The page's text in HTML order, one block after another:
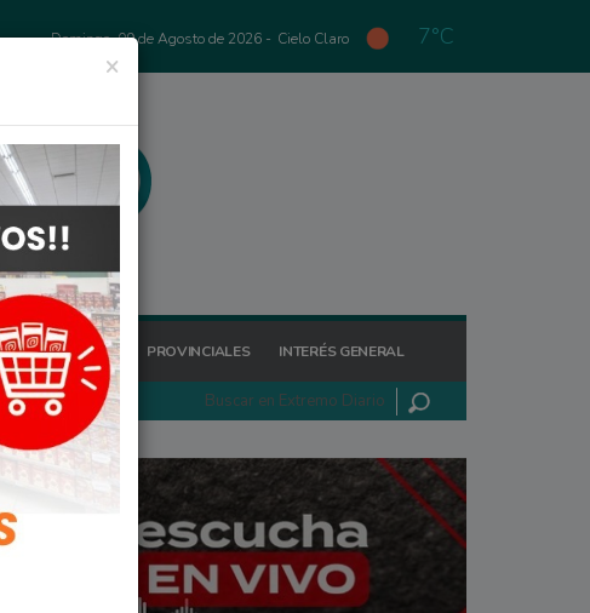
Domingo, 09 de Agosto de 2026 - Cielo Claro 7°C
REGIONALES PROVINCIALES INTERÉS GENERAL
×